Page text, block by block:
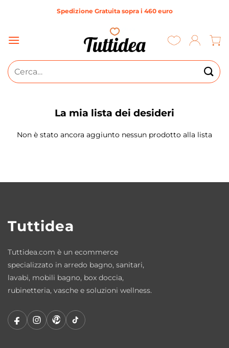
Spedizione Gratuita sopra i 460 euro
Cerca:
La mia lista dei desideri
Non è stato ancora aggiunto nessun prodotto alla lista
Tuttidea
Tuttidea.com è un ecommerce
specializzato in arredo bagno, sanitari,
lavabi, mobili bagno, box doccia,
rubinetteria, vasche e soluzioni wellness.